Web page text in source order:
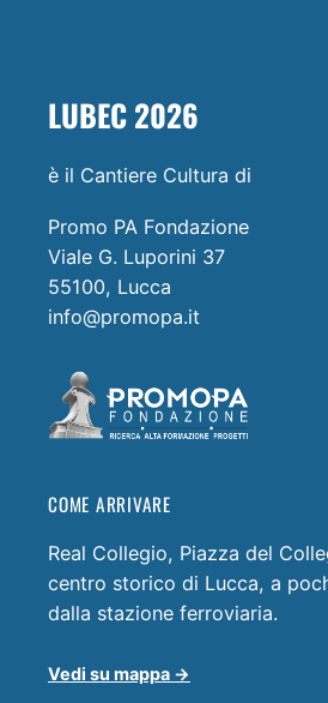
LUBEC 2026
è il Cantiere Cultura di
Promo PA Fondazione
Viale G. Luporini 37
55100, Lucca
info@promopa.it
COME ARRIVARE
Real Collegio, Piazza del
centro storico di Lucca, a
dalla stazione ferroviaria.
Vedi su mappa →